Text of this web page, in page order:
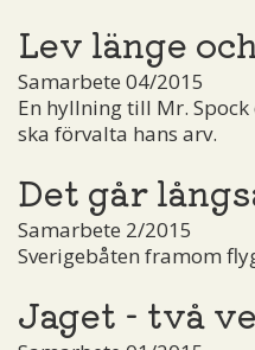
Lev länge
Samarbete 04/2015
En hyllning till Mr.
ska förvalta hans arv.
Det går
Samarbete 2/2015
Sverigebåten framom
Jaget - två